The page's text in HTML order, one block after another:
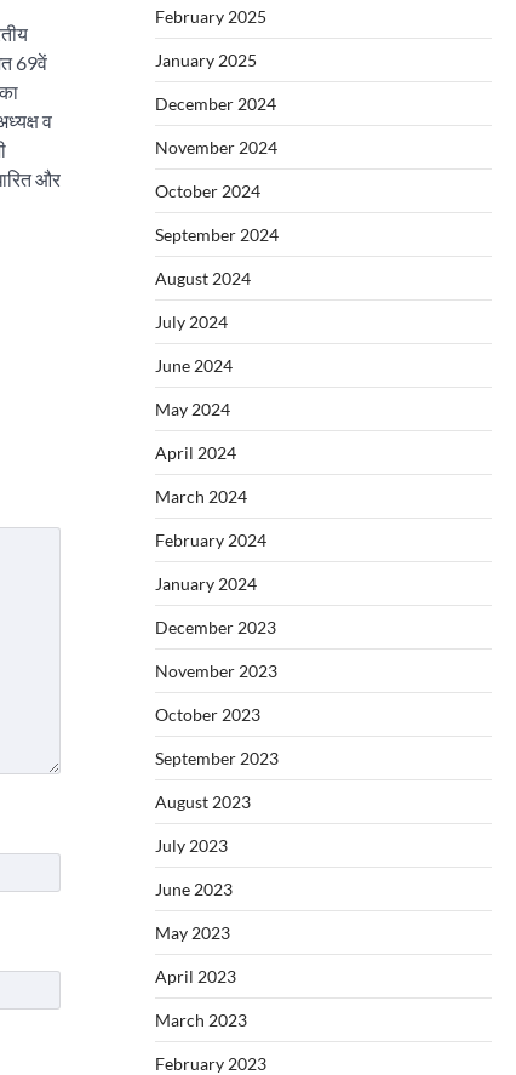
69वें
व
और
February 2025
January 2025
December 2024
November 2024
October 2024
September 2024
August 2024
July 2024
June 2024
May 2024
April 2024
March 2024
February 2024
January 2024
December 2023
November 2023
October 2023
September 2023
August 2023
July 2023
June 2023
May 2023
April 2023
March 2023
February 2023